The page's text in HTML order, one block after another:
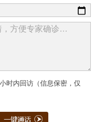
时内回访（信息保密，仅